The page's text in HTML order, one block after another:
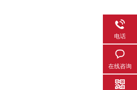
电话
在线咨询